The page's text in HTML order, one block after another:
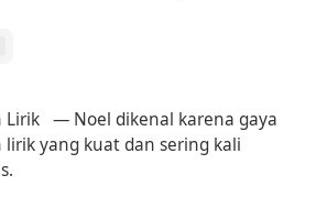
Lirik — Noel dikenal karena gaya
lirik yang kuat dan sering kali